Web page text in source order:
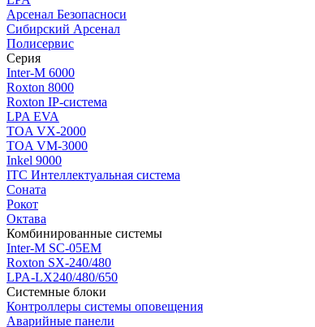
Арсенал Безопасноси
Сибирский Арсенал
Полисервис
Серия
Inter-M 6000
Roxton 8000
Roxton IP-система
LPA EVA
TOA VX-2000
TOA VM-3000
Inkel 9000
ITC Интеллектуальная система
Соната
Рокот
Октава
Комбинированные системы
Inter-M SC-05EM
Roxton SX-240/480
LPA-LX240/480/650
Системные блоки
Контроллеры системы оповещения
Аварийные панели